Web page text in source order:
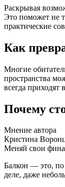
Раскрывая
Это поможет не
практические
Как
Многие
пространства
всегда приходят
Почему
Мнение автора
Кристина
Меняй свои
Балкон — это, по
деле, даже